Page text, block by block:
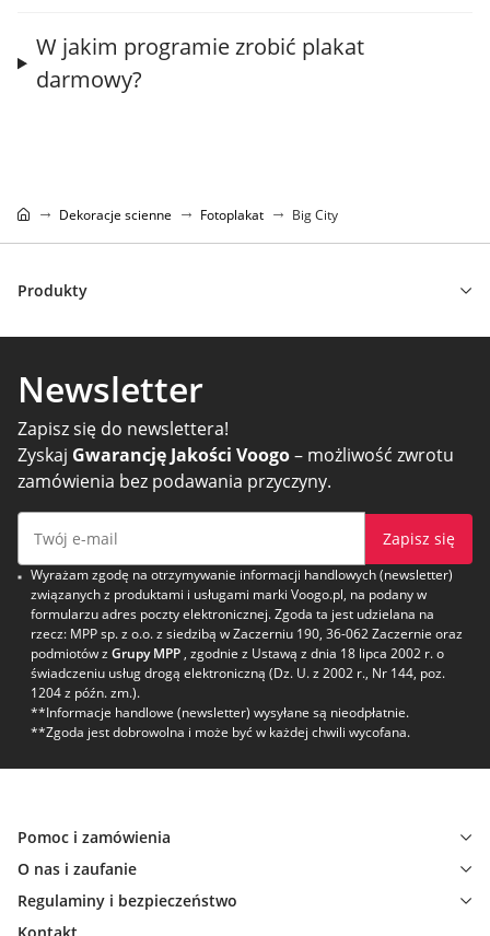
W jakim programie zrobić plakat
darmowy?
Dekoracje scienne Fotoplakat Big City
Produkty
Newsletter
Zapisz się do newslettera!
Zyskaj Gwarancję Jakości Voogo– możliwość zwrotu
zamówienia bez podawania przyczyny.
Zapisz się
Wyrażam zgodę na otrzymywanie informacji handlowych (newsletter)
związanych z produktami i usługami marki Voogo.pl, na podany w
formularzu adres poczty elektronicznej. Zgoda ta jest udzielana na
rzecz: MPP sp. z o.o. z siedzibą w Zaczerniu 190, 36-062 Zaczernie oraz
podmiotów z Grupy MPP , zgodnie z Ustawą z dnia 18 lipca 2002 r. o
świadczeniu usług drogą elektroniczną (Dz. U. z 2002 r., Nr 144, poz.
1204 z późn. zm.).
**Informacje handlowe (newsletter) wysyłane są nieodpłatnie.
**Zgoda jest dobrowolna i może być w każdej chwili wycofana.
Pomoc i zamówienia
O nas i zaufanie
Regulaminy i bezpieczeństwo